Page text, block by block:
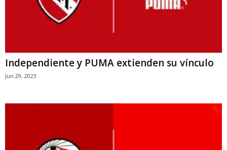
Independiente y PUMA extienden su vínculo
Jun 29, 2023